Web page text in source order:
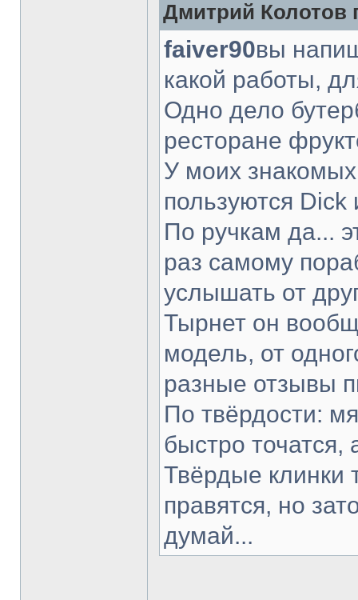
Дмитрий Колотов
faiver90вы
какой работы,
Одно дело
ресторане
У моих
пользуются Dick
По ручкам да...
раз самому
услышать от
Тырнет он
модель, от
разные отзывы
По твёрдости:
быстро точатся,
Твёрдые клинки
правятся, но
думай...